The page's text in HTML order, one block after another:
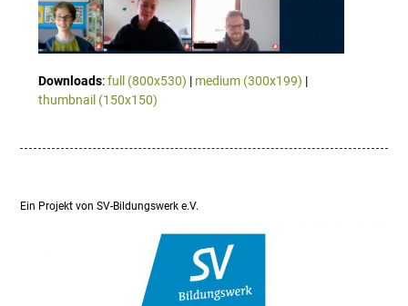
Downloads:full (800x530) | medium (300x199) |
thumbnail (150x150)
Ein Projekt von SV-Bildungswerk e.V.